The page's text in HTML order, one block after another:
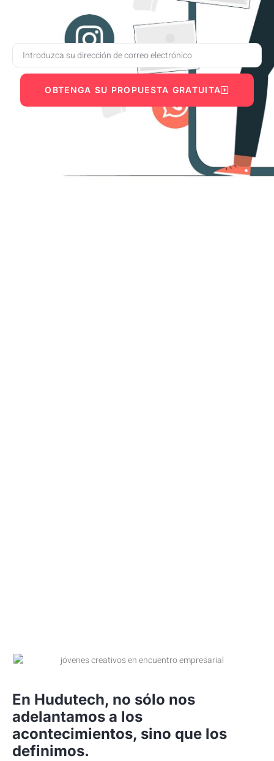
OBTENGA SU PROPUESTA GRATUITA
En Hudutech, no sólo nos
adelantamos a los
acontecimientos, sino que los
definimos.